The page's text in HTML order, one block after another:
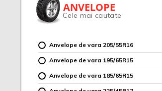
ANVELOPE
Cele mai cautate
Anvelope de vara 205/55R16
Anvelope de vara 195/65R15
Anvelope de vara 185/65R15